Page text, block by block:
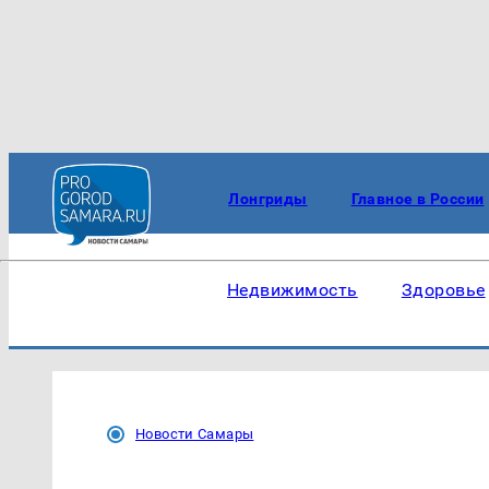
Лонгриды Главное в России
Недвижимость Здоровье
Новости Самары